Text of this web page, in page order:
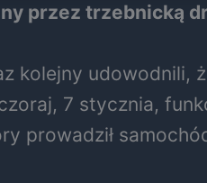
przez trzebnicką
kolejny udowodnili,
7 stycznia,
prowadził